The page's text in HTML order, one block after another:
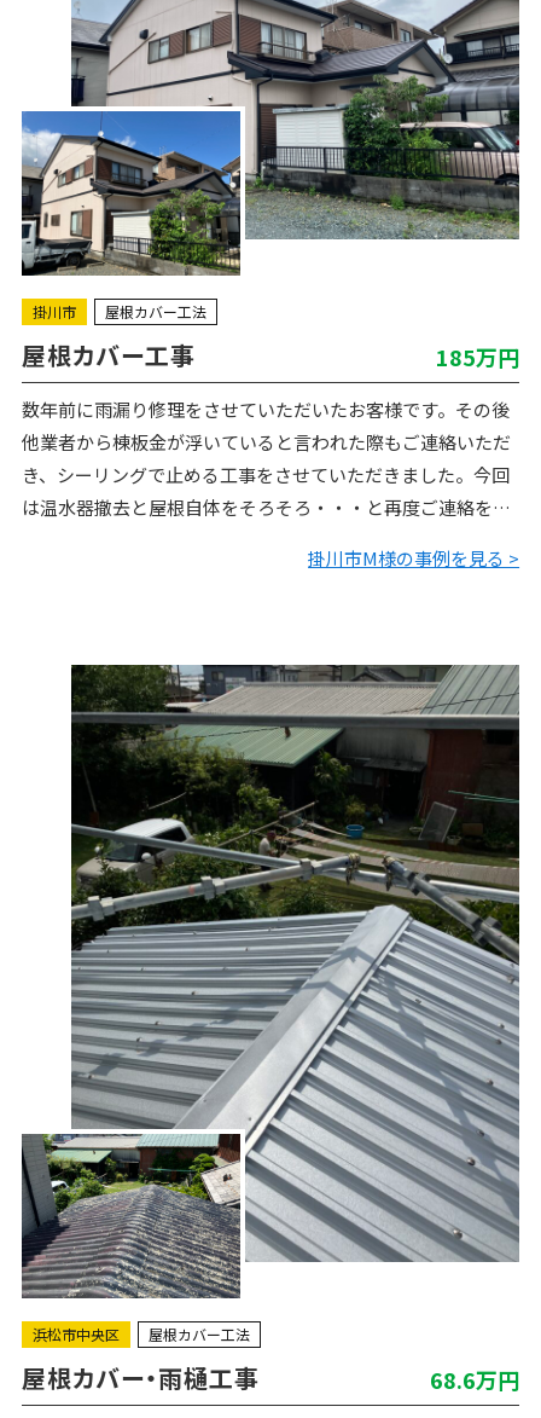
掛川市 屋根カバー工法
屋根カバー工事 185万円
数年前に雨漏り修理をさせていただいたお客様です。その後
他業者から棟板金が浮いていると言われた際もご連絡いただ
き、シーリングで止める工事をさせていただきました。今回
は温水器撤去と屋根自体をそろそろ・・・と再度ご連絡をい
シーリング工事の際に、できれば屋根カバー工…
掛川市M様の事例を見る >
浜松市中央区 屋根カバー工法
屋根カバー・雨樋工事 68.6万円